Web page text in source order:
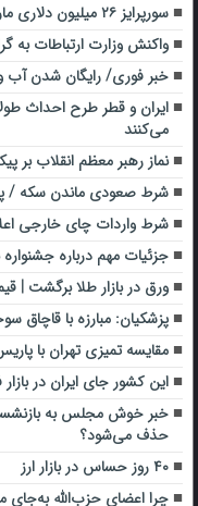
سورپرایز ۲۶ میلیون دلاری مارک آنتونی برای دیوید بکام
واکنش وزارت ارتباطات به
خبر فوری/ رایگان شدن آب
ایران و قطر طرح احداث
می‌کنند
نماز رهبر معظم انقلاب بر
شرط صعودی ماندن سکه /
شرط واردات چای خارجی
جزئیات مهم درباره
ورق در بازار طلا برگشت | قیمت سکه و طلا
پزشکیان: مبارزه با قاچاق
مقایسه تمیزی تهران با پاریس
این کشور جای ایران در
خبر خوش مجلس به
حذف می‌شود؟
۴۰ روز حساس در بازار ارز
چرا اعضای حزب‌الله به‌جای